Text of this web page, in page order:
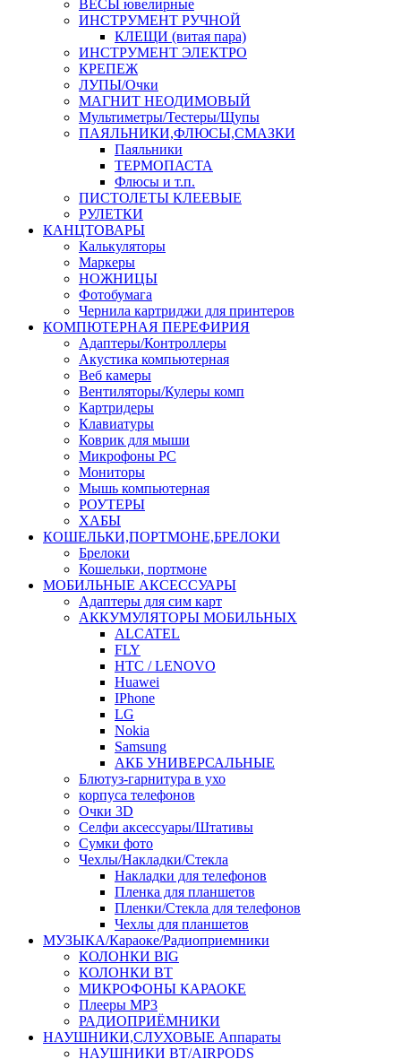
ВЕСЫ ювелирные
ИНСТРУМЕНТ РУЧНОЙ
КЛЕЩИ (витая пара)
ИНСТРУМЕНТ ЭЛЕКТРО
КРЕПЕЖ
ЛУПЫ/Очки
МАГНИТ НЕОДИМОВЫЙ
Мультиметры/Тестеры/Щупы
ПАЯЛЬНИКИ,ФЛЮСЫ,СМАЗКИ
Паяльники
ТЕРМОПАСТА
Флюсы и т.п.
ПИСТОЛЕТЫ КЛЕЕВЫЕ
РУЛЕТКИ
КАНЦТОВАРЫ
Калькуляторы
Маркеры
НОЖНИЦЫ
Фотобумага
Чернила картриджи для принтеров
КОМПЮТЕРНАЯ ПЕРЕФИРИЯ
Адаптеры/Контроллеры
Акустика компьютерная
Веб камеры
Вентиляторы/Кулеры комп
Картридеры
Клавиатуры
Коврик для мыши
Микрофоны PC
Мониторы
Мышь компьютерная
РОУТЕРЫ
ХАБЫ
КОШЕЛЬКИ,ПОРТМОНЕ,БРЕЛОКИ
Брелоки
Кошельки, портмоне
МОБИЛЬНЫЕ АКСЕССУАРЫ
Адаптеры для сим карт
АККУМУЛЯТОРЫ МОБИЛЬНЫХ
ALCATEL
FLY
HTC / LENOVO
Huawei
IPhone
LG
Nokia
Samsung
АКБ УНИВЕРСАЛЬНЫЕ
Блютуз-гарнитура в ухо
корпуса телефонов
Очки 3D
Селфи аксессуары/Штативы
Сумки фото
Чехлы/Накладки/Стекла
Накладки для телефонов
Пленка для планшетов
Пленки/Стекла для телефонов
Чехлы для планшетов
МУЗЫКА/Караоке/Радиоприемники
КОЛОНКИ BIG
КОЛОНКИ BT
МИКРОФОНЫ КАРАОКЕ
Плееры MP3
РАДИОПРИЁМНИКИ
НАУШНИКИ,СЛУХОВЫЕ Аппараты
НАУШНИКИ BT/AIRPODS